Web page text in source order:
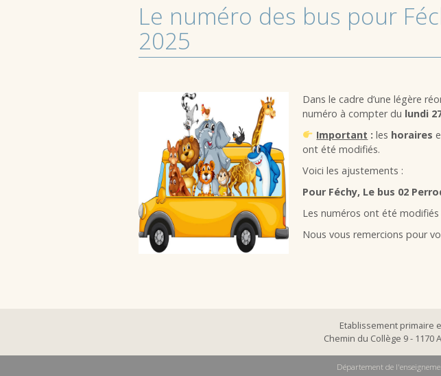
Le numéro des bus pour
2025
Dans le cadre d’une légère
numéro à compter du lundi
Important : les horaires
ont été modifiés.
Voici les ajustements :
Pour Féchy, Le bus 02
Les numéros ont été
Nous vous remercions pour
Etablissement primaire
Chemin du Collège 9 - 1170
Département de